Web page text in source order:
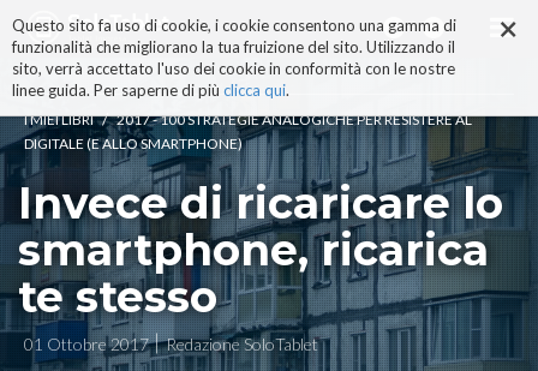
×
Questo sito fa uso di cookie, i cookie consentono una gamma di
funzionalità che migliorano la tua fruizione del sito. Utilizzando il
sito, verrà accettato l'uso dei cookie in conformità con le nostre
linee guida. Per saperne di più clicca qui.
ai
contenuti.
|
alla
navigazione
I MIEI LIBRI / 2017 - 100 STRATEGIE ANALOGICHE PER RESISTERE AL
DIGITALE (E ALLO SMARTPHONE)
Invece di ricaricare lo
smartphone, ricarica
te stesso
01 Ottobre 2017 Redazione SoloTablet